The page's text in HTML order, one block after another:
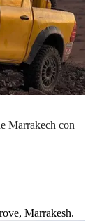
Marrakech con
Marrakesh.